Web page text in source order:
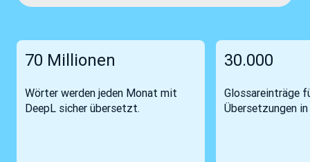
70 Millionen
Wörter werden jeden Monat mit
DeepL sicher übersetzt.
30.000
Glossareinträge
Übersetzungen